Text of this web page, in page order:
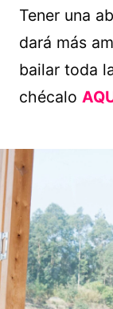
Tener una
dará más
bailar toda
chécalo